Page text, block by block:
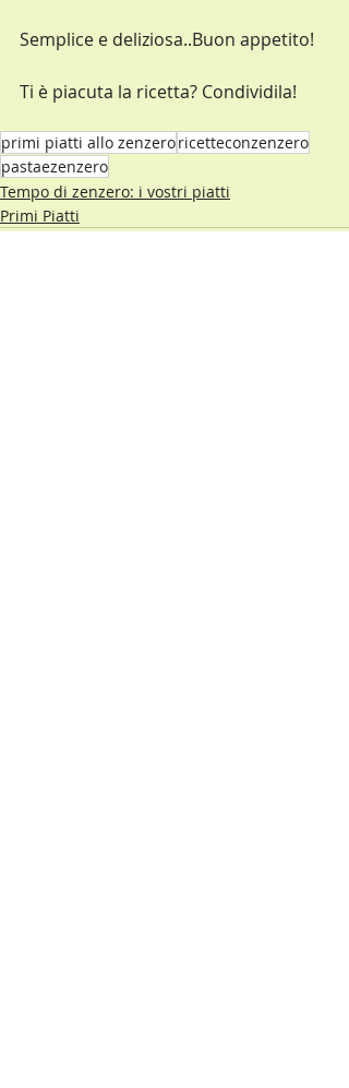
Semplice e deliziosa..Buon appetito!
Ti è piacuta la ricetta? Condividila!
primi piatti allo zenzeroricetteconzenzero
pastaezenzero
Tempo di zenzero: i vostri piatti
Primi Piatti